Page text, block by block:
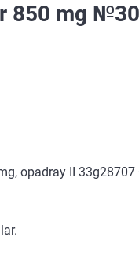
850 mg
opadray II 33g28707